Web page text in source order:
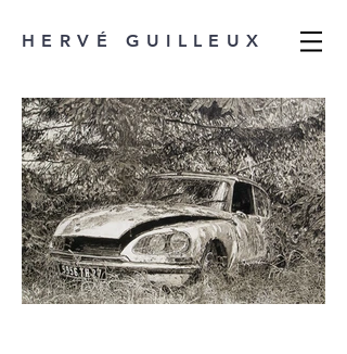
HERVÉ GUILLEUX